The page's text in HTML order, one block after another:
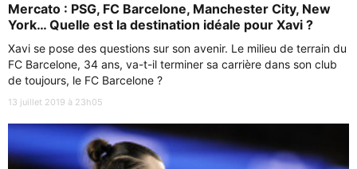
Mercato : PSG, FC Barcelone, Manchester City, New
York… Quelle est la destination idéale pour Xavi ?
Xavi se pose des questions sur son avenir. Le milieu de terrain du
FC Barcelone, 34 ans, va-t-il terminer sa carrière dans son club
de toujours, le FC Barcelone ?
13 juillet 2019 à 23h05